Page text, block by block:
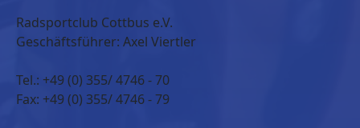
Radsportclub Cottbus e.V.
Geschäftsführer: Axel Viertler
Tel.: +49 (0) 355/ 4746 - 70
Fax: +49 (0) 355/ 4746 - 79